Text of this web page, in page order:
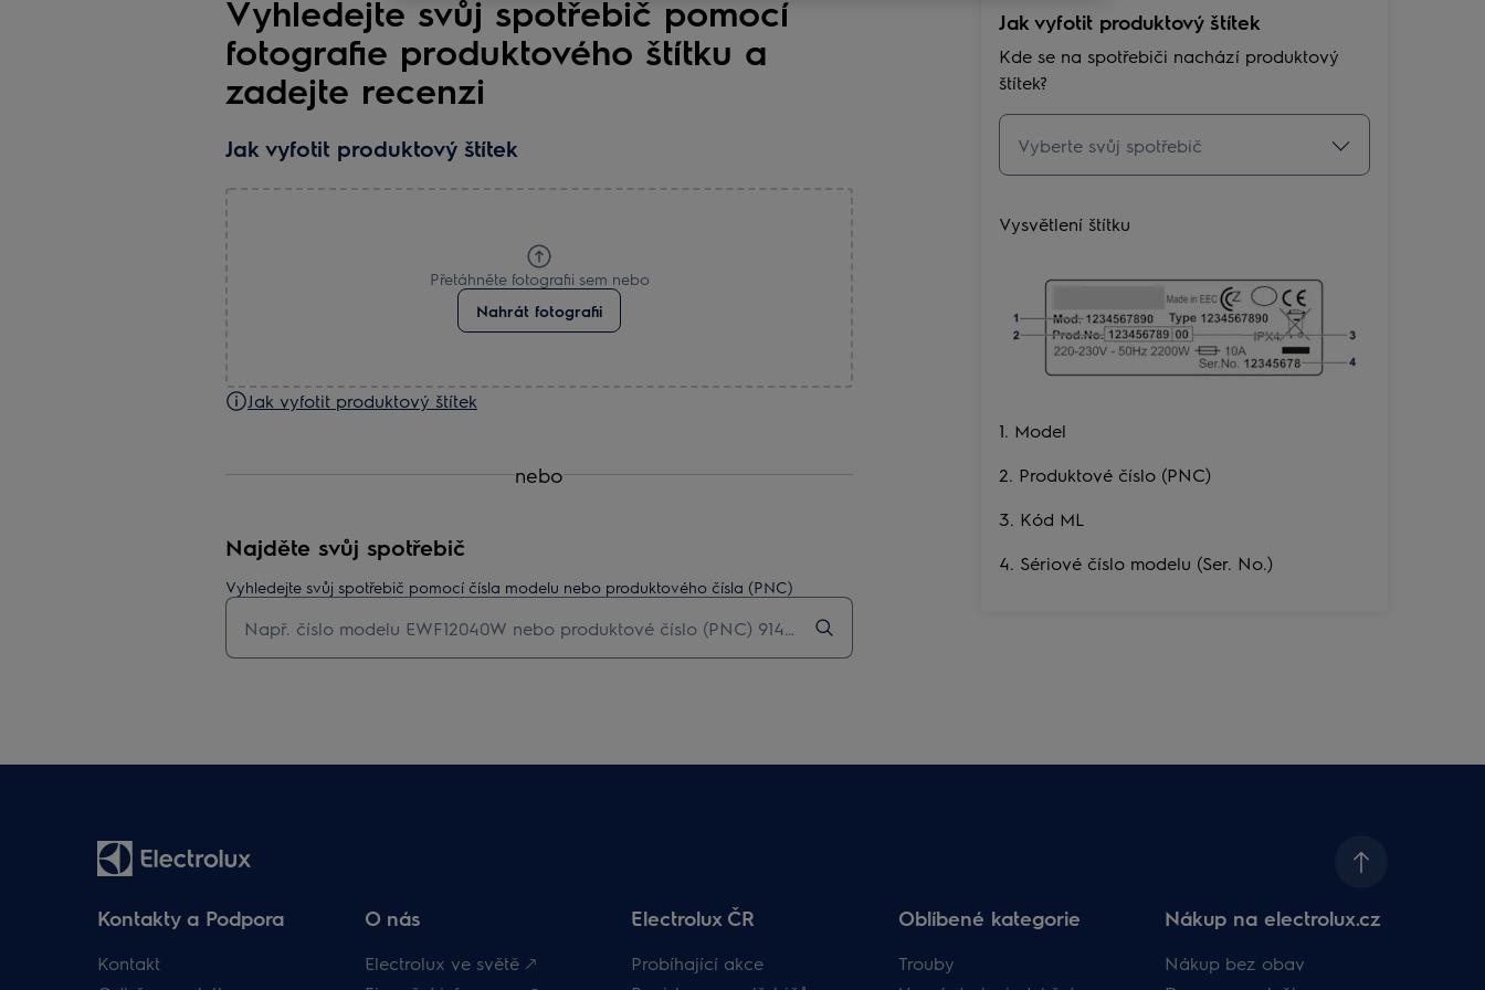
Vyhledejte svůj spotřebič pomocí
fotografie produktového štítku a
zadejte recenzi
Jak vyfotit produktový štítek
Přetáhněte fotografii sem nebo
Nahrát fotografii
Jak vyfotit produktový štítek
nebo
Najděte svůj spotřebič
Vyhledejte svůj spotřebič pomocí čísla modelu nebo produktového čísla (PNC)
Jak vyfotit produktový štítek
Kde se na spotřebiči nachází produktový
štítek?
Vysvětlení štítku
1. Model
2. Produktové číslo (PNC)
3. Kód ML
4. Sériové číslo modelu (Ser. No.)
Kontakty a Podpora
Kontakt
O nás
Electrolux ve světě 🡕
Electrolux ČR
Probíhající akce
Oblíbené kategorie
Trouby
Nákup na electrolux.cz
Nákup bez obav